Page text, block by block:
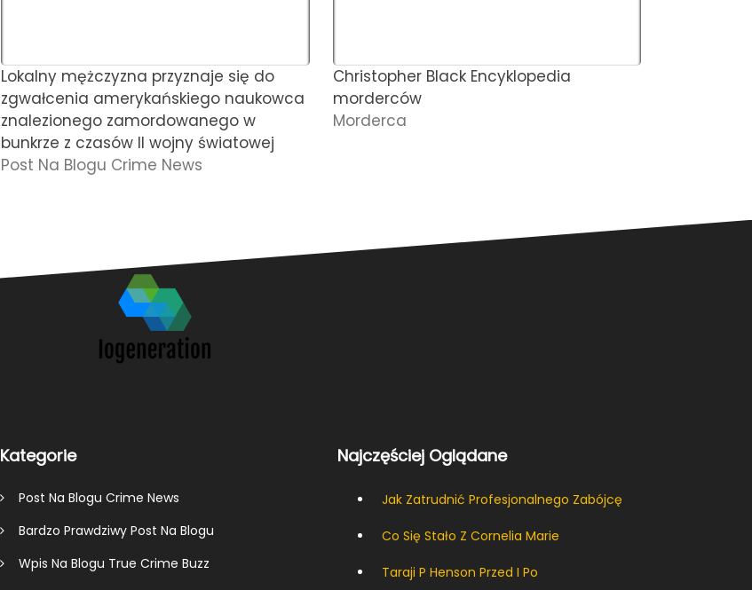
Lokalny mężczyzna przyznaje się do
zgwałcenia amerykańskiego naukowca
znalezionego zamordowanego w
bunkrze z czasów II wojny światowej
Post Na Blogu Crime News
Christopher Black Encyklopedia
morderców
Morderca
Kategorie
Post Na Blogu Crime News
Bardzo Prawdziwy Post Na Blogu
Wpis Na Blogu True Crime Buzz
Najczęściej Oglądane
Jak Zatrudnić Profesjonalnego Zabójcę
Co Się Stało Z Cornelia Marie
Taraji P Henson Przed I Po